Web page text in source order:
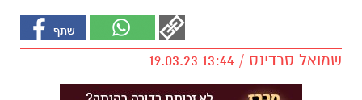
שמואל סרדינס / 13:44 19.03.23